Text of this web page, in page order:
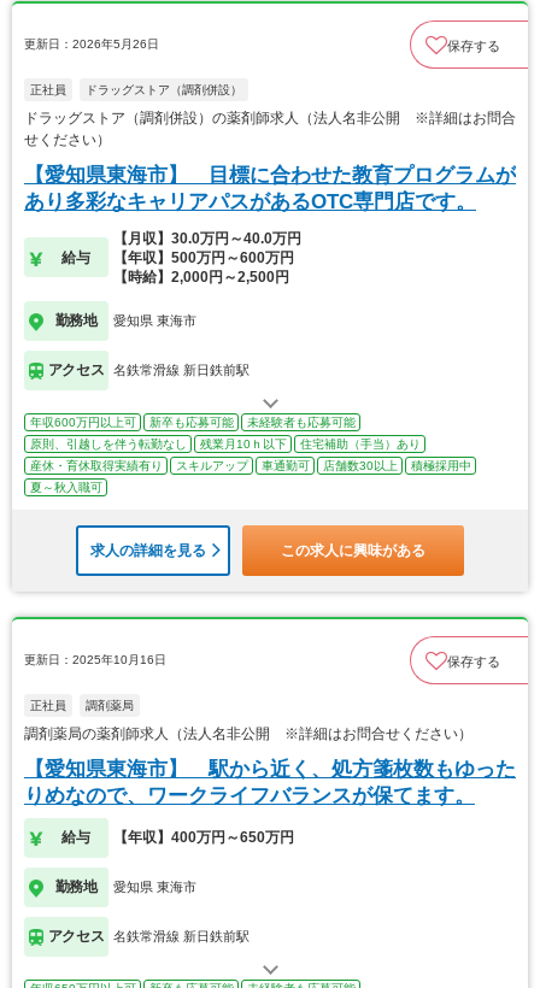
更新日：2026年5月26日 保存する
正社員 ドラッグストア（調剤併設）
ドラッグストア（調剤併設）の薬剤師求人（法人名非公開 ※詳細はお問合
せください）
【愛知県東海市】 目標に合わせた教育プログラムが
あり多彩なキャリアパスがあるOTC専門店です。
給与
【月収】30.0万円～40.0万円
【年収】500万円～600万円
【時給】2,000円～2,500円
勤務地 愛知県 東海市
アクセス 名鉄常滑線 新日鉄前駅
年収600万円以上可 新卒も応募可能
未経験者も応募可能
原則、引越しを伴う転勤なし
残業月10ｈ以下
住宅補助（手当）あり
産休・育休取得実績有り
スキルアップ 車通勤可 店舗数30以上
積極採用中
夏～秋入職可
求人の詳細を見る この求人に興味がある
更新日：2025年10月16日 保存する
正社員 調剤薬局
調剤薬局の薬剤師求人（法人名非公開 ※詳細はお問合せください）
【愛知県東海市】 駅から近く、処方箋枚数もゆった
りめなので、ワークライフバランスが保てます。
給与 【年収】400万円～650万円
勤務地 愛知県 東海市
アクセス 名鉄常滑線 新日鉄前駅